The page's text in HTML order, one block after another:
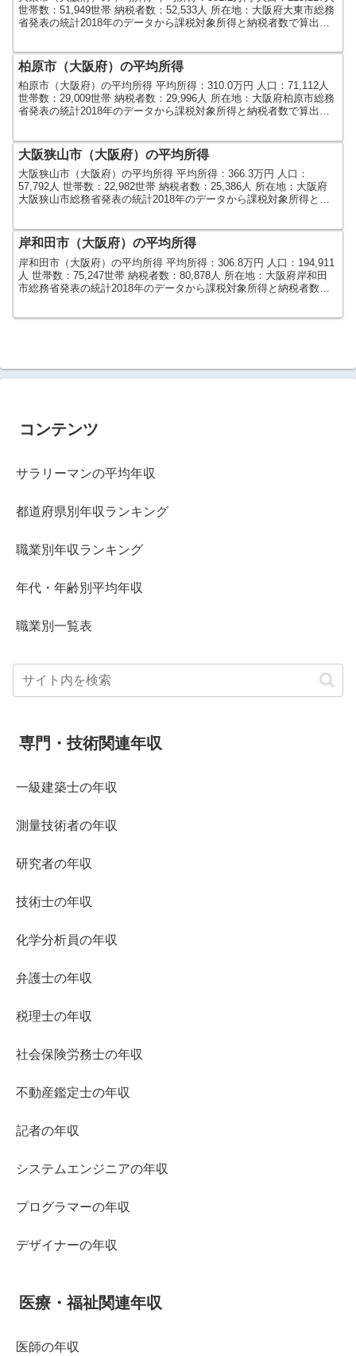
世帯数：51,949世帯 納税者数：52,533人 所在地：大阪府大東市総務
省発表の統計2018年のデータから課税対象所得と納税者数で算出し
柏原市（大阪府）の平均所得
柏原市（大阪府）の平均所得 平均所得：310.0万円 人口：71,112人
世帯数：29,009世帯 納税者数：29,996人 所在地：大阪府柏原市総務
省発表の統計2018年のデータから課税対象所得と納税者数で算出し
大阪狭山市（大阪府）の平均所得
大阪狭山市（大阪府）の平均所得 平均所得：366.3万円 人口：
57,792人 世帯数：22,982世帯 納税者数：25,386人 所在地：大阪府
大阪狭山市総務省発表の統計2018年のデータから課税対象所得と納
岸和田市（大阪府）の平均所得
岸和田市（大阪府）の平均所得 平均所得：306.8万円 人口：194,911
人 世帯数：75,247世帯 納税者数：80,878人 所在地：大阪府岸和田
市総務省発表の統計2018年のデータから課税対象所得と納税者数で
コンテンツ
サラリーマンの平均年収
都道府県別年収ランキング
職業別年収ランキング
年代・年齢別平均年収
職業別一覧表
専門・技術関連年収
一級建築士の年収
測量技術者の年収
研究者の年収
技術士の年収
化学分析員の年収
弁護士の年収
税理士の年収
社会保険労務士の年収
不動産鑑定士の年収
記者の年収
システムエンジニアの年収
プログラマーの年収
デザイナーの年収
医療・福祉関連年収
医師の年収